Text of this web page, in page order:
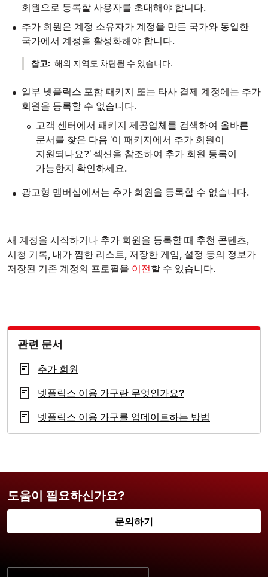
회원으로 등록할 사용자를 초대해야 합니다.
추가 회원은 계정 소유자가 계정을 만든 국가와 동일한
국가에서 계정을 활성화해야 합니다.
참고: 해외 지역도 차단될 수 있습니다.
일부 넷플릭스 포함 패키지 또는 타사 결제 계정에는 추가
회원을 등록할 수 없습니다.
고객 센터에서 패키지 제공업체를 검색하여 올바른
문서를 찾은 다음 '이 패키지에서 추가 회원이
지원되나요?' 섹션을 참조하여 추가 회원 등록이
가능한지 확인하세요.
광고형 멤버십에서는 추가 회원을 등록할 수 없습니다.
새 계정을 시작하거나 추가 회원을 등록할 때 추천 콘텐츠,
시청 기록, 내가 찜한 리스트, 저장한 게임, 설정 등의 정보가
저장된 기존 계정의 프로필을 이전할 수 있습니다.
관련 문서
추가 회원
넷플릭스 이용 가구란 무엇인가요?
넷플릭스 이용 가구를 업데이트하는 방법
도움이 필요하신가요?
문의하기
기본 언어 선택: